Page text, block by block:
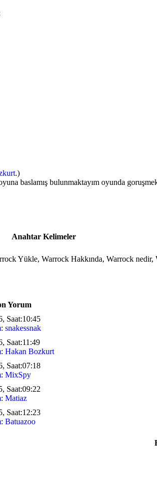
.)
baslamış bulunmaktayım oyunda
Anahtar Kelimeler
Yükle, Warrock Hakkında, Warrock
Yorum
Saat:10:45
: snakessnak
Saat:11:49
: Hakan Bozkurt
Saat:07:18
: MixSpy
Saat:09:22
: Matiaz
Saat:12:23
: Batuazoo